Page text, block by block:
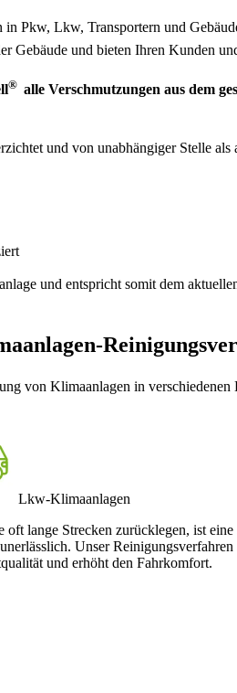
Pkw, Lkw, Transportern und
Gebäude und bieten Ihren Kunden
® alle Verschmutzungen aus dem
und von unabhängiger Stelle
und entspricht somit dem
von Klimaanlagen in verschiedenen
Lkw-Klimaanlagen
lange Strecken zurücklegen, ist eine
Unser
und erhöht den Fahrkomfort.